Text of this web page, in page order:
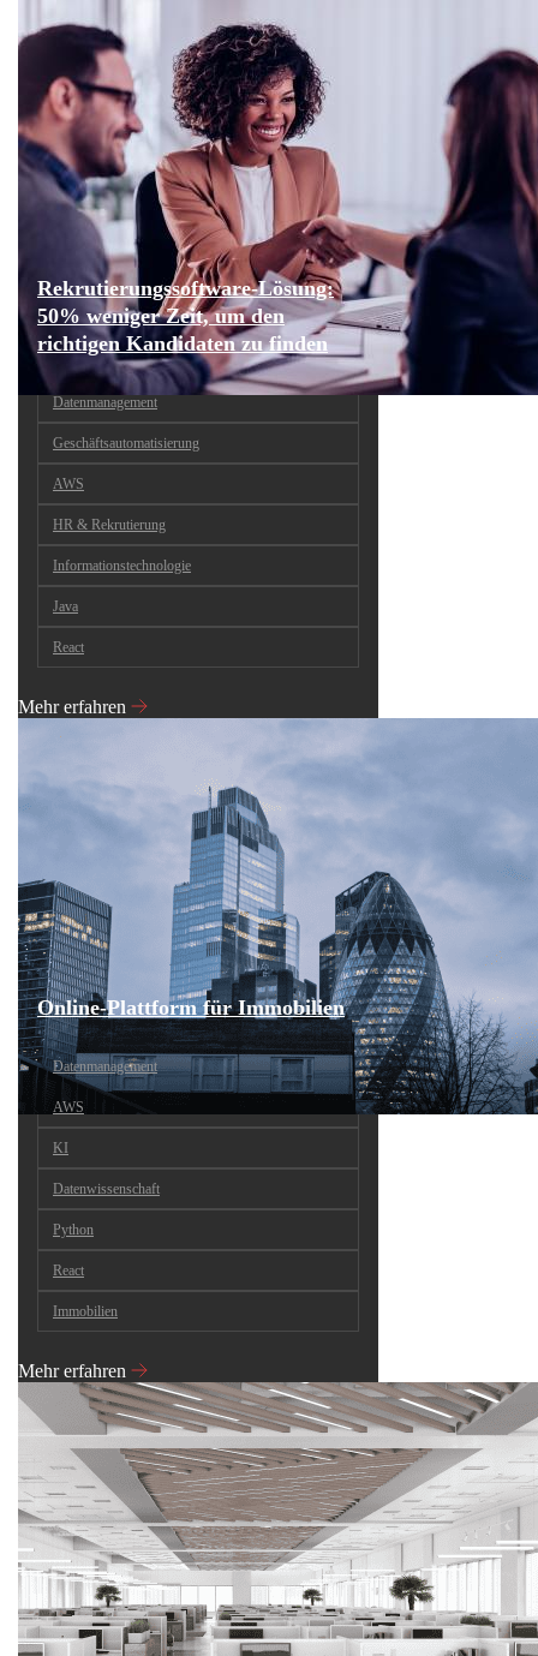
Rekrutierungssoftware-Lösung:
50% weniger Zeit, um den
richtigen Kandidaten zu finden
Datenmanagement
Geschäftsautomatisierung
AWS
HR & Rekrutierung
Informationstechnologie
Java
React
Mehr erfahren
Online-Plattform für Immobilien
Datenmanagement
AWS
KI
Datenwissenschaft
Python
React
Immobilien
Mehr erfahren